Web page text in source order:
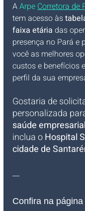
A Arpe Corretora de
tem acesso às
faixa etária das
presença no Pará e
você as melhores
custos e benefícios
perfil da sua
Gostaria de
personalizada
saúde
inclua o Hospital
cidade de
__
Confira na